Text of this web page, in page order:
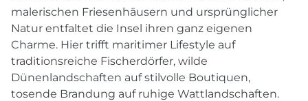
malerischen Friesenhäusern und ursprünglicher
Natur entfaltet die Insel ihren ganz eigenen
Charme. Hier trifft maritimer Lifestyle auf
traditionsreiche Fischerdörfer, wilde
Dünenlandschaften auf stilvolle Boutiquen,
tosende Brandung auf ruhige Wattlandschaften.